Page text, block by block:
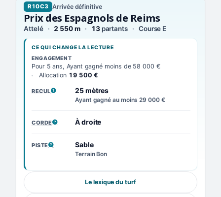
R10C3 Arrivée définitive
Prix des Espagnols de Reims
Attelé 2 550 m 13partants Course E
CE QUI CHANGE LA LECTURE
ENGAGEMENT
Pour 5 ans, Ayant gagné moins de 58 000 €
Allocation 19 500 €
RECUL
, VOIR LA DÉFINITION25 mètres
Ayant gagné au moins 29 000 €
CORDE
, VOIR LA DÉFINITION
À droite
PISTE
, VOIR LA DÉFINITION
Sable
Terrain Bon
Le lexique du turf